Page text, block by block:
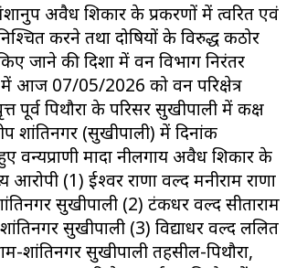
अवैध शिकार के प्रकरणों में त्वरित एवं
करने तथा दोषियों के विरुद्ध कठोर
जाने की दिशा में वन विभाग निरंतर
में आज 07/05/2026 को वन परिक्षेत्र
पूर्व पिथौरा के परिसर सुखीपाली में कक्ष
शांतिनगर (सुखीपाली) में दिनांक
वन्यप्राणी मादा नीलगाय अवैध शिकार के
(1) ईश्वर राणा वल्द मनीराम राणा
सुखीपाली (2) टंकधर वल्द सीताराम
सुखीपाली (3) विद्याधर वल्द ललित
शांतिनगर सुखीपाली तहसील-पिथौरा,